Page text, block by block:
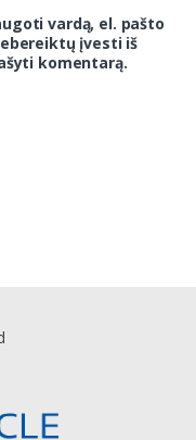
vardą, el. pašto
įvesti iš
komentarą.